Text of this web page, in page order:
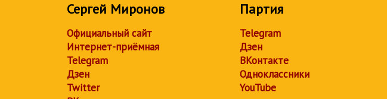
Сергей Миронов
Официальный сайт
Интернет-приёмная
Telegram
Дзен
Twitter
Партия
Telegram
Дзен
ВКонтакте
Одноклассники
YouTube